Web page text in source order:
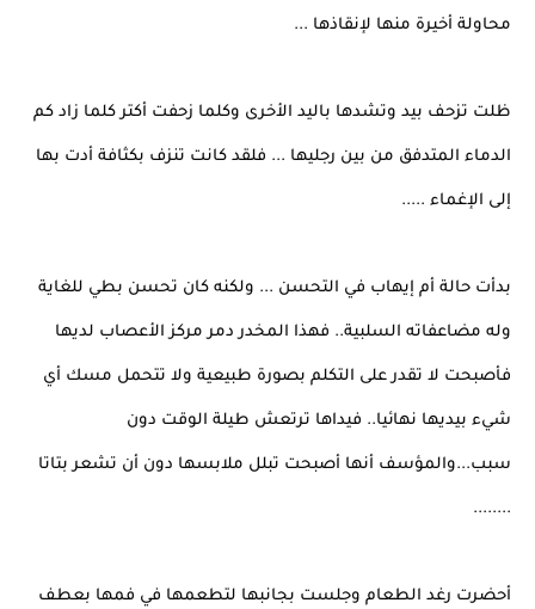
محاولة أخيرة منها لإنقاذها ...
ظلت تزحف بيد وتشدها باليد الأخرى وكلما زحفت أكتر كلما زاد كم
الدماء المتدفق من بين رجليها ... فلقد كانت تنزف بكثافة أدت بها
إلى الإغماء .....
بدأت حالة أم إيهاب في التحسن ... ولكنه كان تحسن بطي للغاية
وله مضاعفاته السلبية.. فهذا المخدر دمر مركز الأعصاب لديها
فأصبحت لا تقدر على التكلم بصورة طبيعية ولا تتحمل مسك أي
شيء بيديها نهائيا.. فيداها ترتعش طيلة الوقت دون
سبب...والمؤسف أنها أصبحت تبلل ملابسها دون أن تشعر بتاتا
........
أحضرت رغد الطعام وجلست بجانبها لتطعمها في فمها بعطف